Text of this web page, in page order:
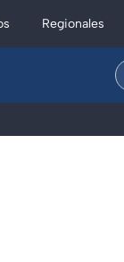
Regionales